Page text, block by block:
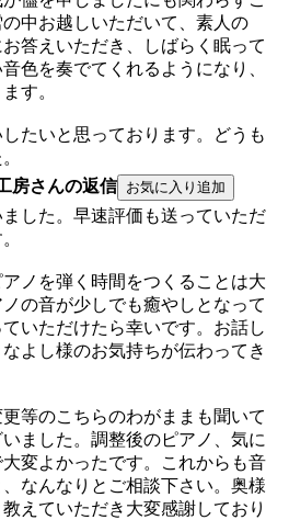
中お越しいただいて、素人の
答えいただき、しばらく眠って
色を奏でてくれるようになり、
す。
たいと思っております。どうも
房さんの返信
した。早速評価も送っていただ
ノを弾く時間をつくることは大
の音が少しでも癒やしとなって
いただけたら幸いです。お話し
よし様のお気持ちが伝わってき
等のこちらのわがままも聞いて
ました。調整後のピアノ、気に
変よかったです。これからも音
なんなりとご相談下さい。奥様
えていただき大変感謝しており